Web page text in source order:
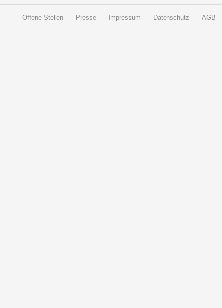
Offene Stellen Presse Impressum Datenschutz AGB